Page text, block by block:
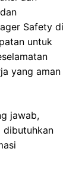
Safety di
untuk
yang aman
jawab,
dibutuhkan